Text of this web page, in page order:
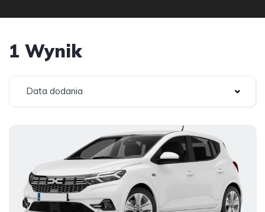
1 Wynik
Data dodania